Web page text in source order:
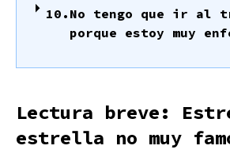
10. No tengo que ir al
porque estoy muy
Lectura breve:
estrella no muy